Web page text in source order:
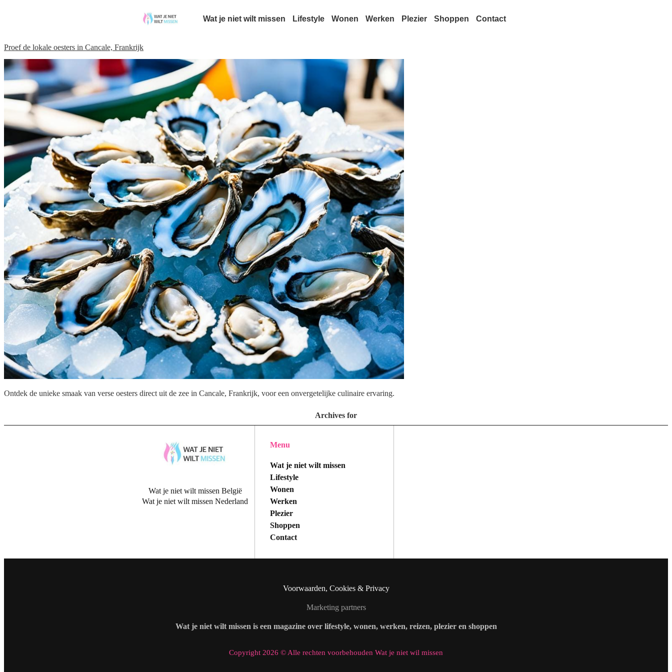
Wat je niet wilt missen Lifestyle Wonen Werken Plezier Shoppen Contact
Proef de lokale oesters in Cancale, Frankrijk
Ontdek de unieke smaak van verse oesters direct uit de zee in Cancale, Frankrijk, voor een onvergetelijke culinaire ervaring.
Archives for
Wat je niet wilt missen België
Wat je niet wilt missen Nederland
Menu
Wat je niet wilt missen
Lifestyle
Wonen
Werken
Plezier
Shoppen
Contact
Voorwaarden, Cookies & Privacy
Marketing partners
Wat je niet wilt missen is een magazine over lifestyle, wonen, werken, reizen, plezier en shoppen
Copyright 2026 © Alle rechten voorbehouden Wat je niet wil missen